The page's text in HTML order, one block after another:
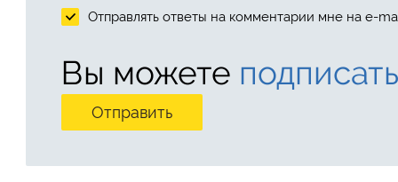
Отправлять ответы на комментарии мне на e-
Вы можете